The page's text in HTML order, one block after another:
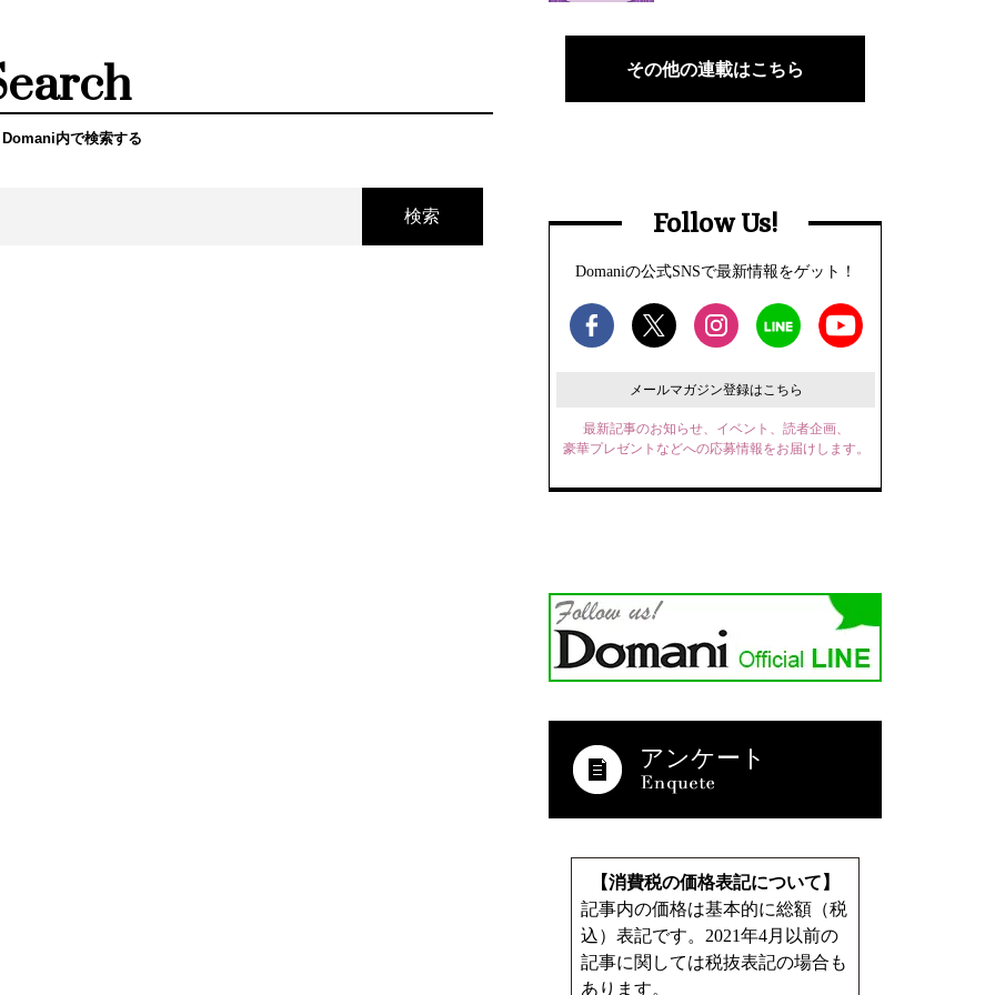
内で検索する
検索
その他の連載はこちら
Follow Us!
Domaniの公式SNSで最新情報をゲット！
メールマガジン登録はこちら
最新記事のお知らせ、イベント、読者企画、
豪華プレゼントなどへの応募情報をお届けします。
アンケート
【消費税の価格表記について】
記事内の価格は基本的に総額（税
込）表記です。2021年4月以前の
記事に関しては税抜表記の場合も
あります。